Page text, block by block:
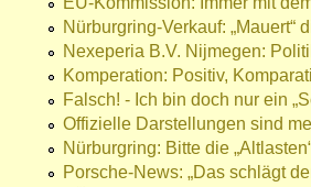
Nürburgring-Verkauf: „Mauert“
Nexeperia B.V. Nijmegen:
Komperation: Positiv,
Falsch! - Ich bin doch nur ein
Offizielle Darstellungen sind
Nürburgring: Bitte die
Porsche-News: „Das schlägt